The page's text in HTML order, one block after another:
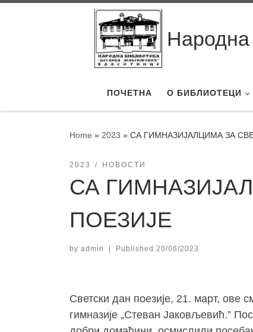
Народна
ПОЧЕТНА О БИБЛИОТЕЦИ
Home » 2023 » СА ГИМНАЗИЈАЛЦИМА ЗА
2023 НОВОСТИ
СА
ПОЕЗИЈЕ
by admin | Published 20/06/2023
Светски дан поезије, 21. март, ове
гимназије „Стеван Јаковљевић.”